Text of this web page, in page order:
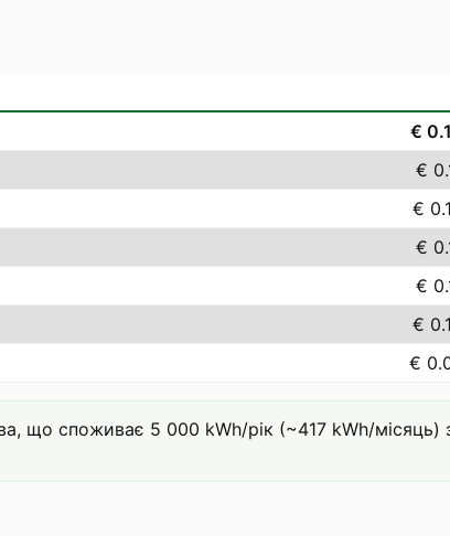
€
€
€
€
€
€
€
що споживає 5 000 kWh/рік (~417 kWh/місяць)